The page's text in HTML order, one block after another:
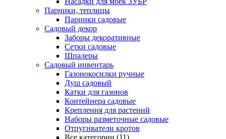
Парники, теплицы
Парники садовые
Садовый декор
Заборы декоративные
Сетки садовые
Шпалеры
Садовый инвентарь
Газонокосилки ручные
Душ садовый
Катки для газонов
Контейнера садовые
Крепления для растений
Наборы разметочные садовые
Отпугиватели кротов
Все категории (11)